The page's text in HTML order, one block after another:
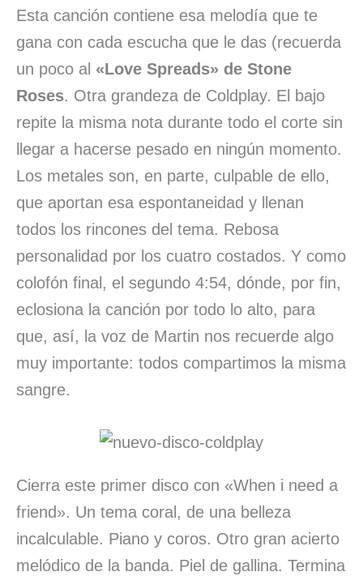
Esta canción contiene esa melodía que te
gana con cada escucha que le das (recuerda
un poco al «Love Spreads» de Stone
Roses. Otra grandeza de Coldplay. El bajo
repite la misma nota durante todo el corte sin
llegar a hacerse pesado en ningún momento.
Los metales son, en parte, culpable de ello,
que aportan esa espontaneidad y llenan
todos los rincones del tema. Rebosa
personalidad por los cuatro costados. Y como
colofón final, el segundo 4:54, dónde, por fin,
eclosiona la canción por todo lo alto, para
que, así, la voz de Martin nos recuerde algo
muy importante: todos compartimos la misma
sangre.
Cierra este primer disco con «When i need a
friend». Un tema coral, de una belleza
incalculable. Piano y coros. Otro gran acierto
melódico de la banda. Piel de gallina. Termina